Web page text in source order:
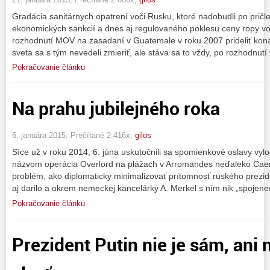
Gradácia sanitárnych opatrení voči Rusku, ktoré nadobudli po
ekonomických sankcií a dnes aj regulovaného poklesu ceny ropy
rozhodnutí MOV na zasadaní v Guatemale v roku 2007 prideliť
sveta sa s tým nevedeli zmieriť, ale stáva sa to vždy, po
Pokračovanie článku
Na prahu jubilejného roka
6. januára 2015, Prečítané 2 416x, gilos
Síce už v roku 2014, 6. júna uskutočnili sa spomienkové oslavy
názvom operácia Overlord na plážach v Arromandes neďaleko
problém, ako diplomaticky minimalizovať prítomnosť ruského
aj darilo a okrem nemeckej kancelárky A. Merkel s ním nik
Pokračovanie článku
Prezident Putin nie je sám, ani